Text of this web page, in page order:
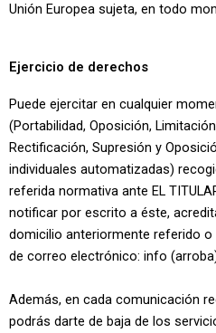
Unión Europea sujeta, en todo
Ejercicio de derechos
Puede ejercitar en cualquier
(Portabilidad, Oposición,
Rectificación, Supresión y
individuales automatizadas)
referida normativa ante EL
notificar por escrito a éste,
domicilio anteriormente referido o
de correo electrónico: info
Además, en cada comunicación
podrás darte de baja de los